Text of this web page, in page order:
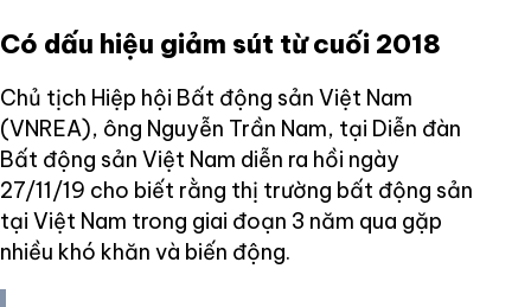
Có dấu hiệu giảm sút từ cuối 2018
Chủ tịch Hiệp hội Bất động sản Việt Nam
(VNREA), ông Nguyễn Trần Nam, tại Diễn đàn
Bất động sản Việt Nam diễn ra hồi ngày
27/11/19 cho biết rằng thị trường bất động sản
tại Việt Nam trong giai đoạn 3 năm qua gặp
nhiều khó khăn và biến động.